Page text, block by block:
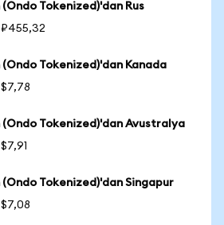
Tokenized)'dan Rus
₽455,32
Tokenized)'dan Kanada
Tokenized)'dan Avustralya
Tokenized)'dan Singapur